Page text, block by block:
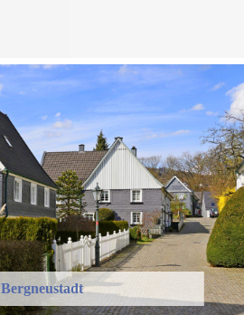
Bergneustadt